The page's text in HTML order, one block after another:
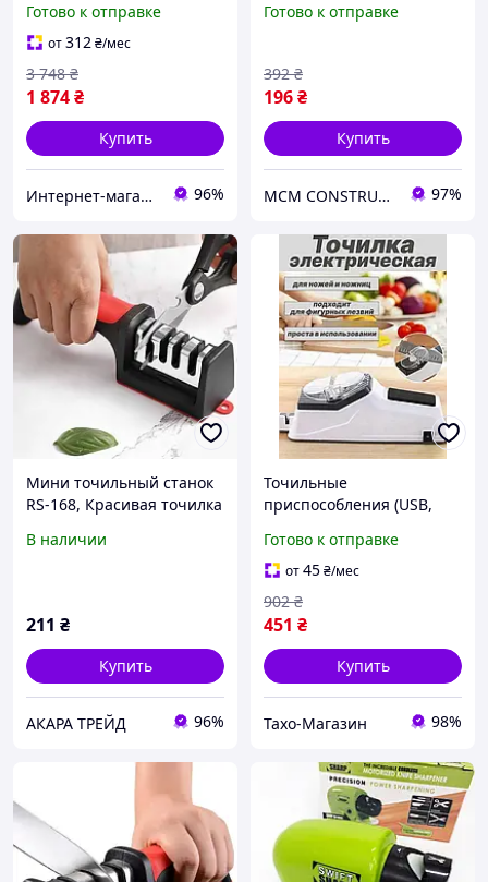
Аппарат для заточки
ножей, PH Доставка по
Украине
Готово к отправке
от312₴/мес
1 874₴
3 748 ₴
Купить
Интернет-магазин "Little Sam" 96%
ножей Хорошая WA-79
Готово к отправке
196₴
392 ₴
Купить
MCM CONSTRUCTION 97%
Мини точильный станок
RS-168, Красивая точилка
точилка для
В наличии
211 ₴
Купить
АКАРА ТРЕЙД 96%
Точильные
приспособления (USB,
точилка точилка для
ножей и ножниц,
Бытовое точило, THO
Готово к отправке
от45₴/мес
451 ₴
902 ₴
Купить
Тахо-Магазин 98%